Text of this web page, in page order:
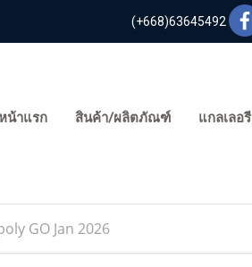
(+668)63645492
น้าแรก สินค้า/ผลิตภัณฑ์ แกลเลอรี
GO Jan 2026